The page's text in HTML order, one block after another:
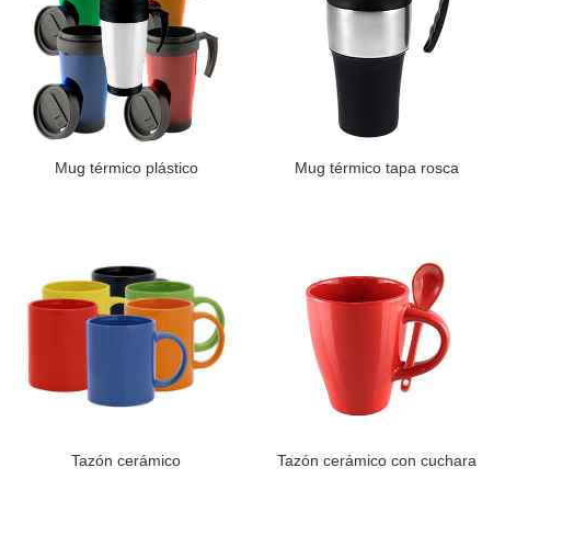
LEER MÁSMug térmico plástico LEER MÁSMug térmico tapa rosca
LEER MÁSTazón cerámico LEER MÁS
Tazón cerámico con cuchara